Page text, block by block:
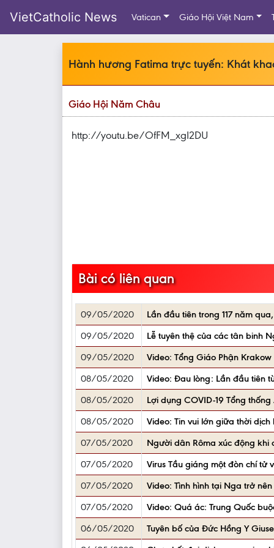
VietCatholic News Vatican Giáo Hội Việt Nam
Hành hương Fatima trực tuyến: Khát
Giáo Hội Năm Châu
http://youtu.be/OfFM_xgI2DU
Bài có liên quan
09/05/2020
Lần đầu tiên trong 117 năm
09/05/2020
Lễ tuyên thệ của các tân binh
09/05/2020
Video: Tổng Giáo Phận
08/05/2020
Video: Đau lòng: Lần đầu tiên
08/05/2020
Lợi dụng COVID-19 Tổng
08/05/2020
Video: Tin vui lớn giữa thời
07/05/2020
Người dân Rôma xúc động
07/05/2020
Virus Tầu giáng một đòn chí tử
07/05/2020
Video: Tình hình tại Nga trở
07/05/2020
Video: Quá ác: Trung Quốc
06/05/2020
Tuyên bố của Đức Hồng Y